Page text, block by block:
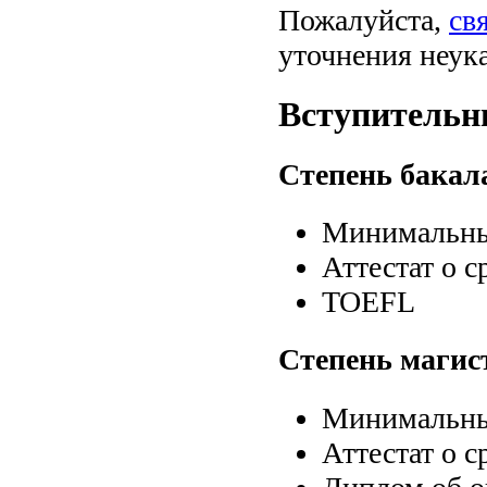
Пожалуйста,
уточнения
Степень
Аттестат о
TOEFL
Степень
Аттестат о